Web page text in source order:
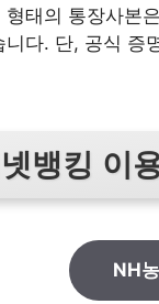
형태의 통장사본
니다. 단, 공식 증
뱅킹 이
NH